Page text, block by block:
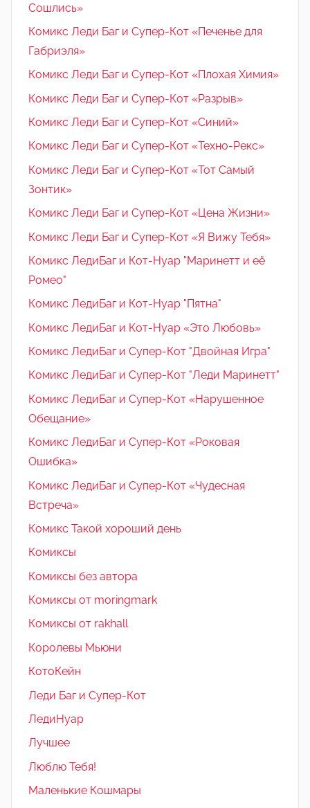
Сошлись»
Комикс Леди Баг и Супер-Кот «Печенье для
Габриэля»
Комикс Леди Баг и Супер-Кот «Плохая Химия»
Комикс Леди Баг и Супер-Кот «Разрыв»
Комикс Леди Баг и Супер-Кот «Синий»
Комикс Леди Баг и Супер-Кот «Техно-Рекс»
Комикс Леди Баг и Супер-Кот «Тот Самый
Зонтик»
Комикс Леди Баг и Супер-Кот «Цена Жизни»
Комикс Леди Баг и Супер-Кот «Я Вижу Тебя»
Комикс ЛедиБаг и Кот-Нуар "Маринетт и её
Ромео"
Комикс ЛедиБаг и Кот-Нуар "Пятна"
Комикс ЛедиБаг и Кот-Нуар «Это Любовь»
Комикс ЛедиБаг и Супер-Кот "Двойная Игра"
Комикс ЛедиБаг и Супер-Кот "Леди Маринетт"
Комикс ЛедиБаг и Супер-Кот «Нарушенное
Обещание»
Комикс ЛедиБаг и Супер-Кот «Роковая
Ошибка»
Комикс ЛедиБаг и Супер-Кот «Чудесная
Встреча»
Комикс Такой хороший день
Комиксы
Комиксы без автора
Комиксы от moringmark
Комиксы от rakhall
Королевы Мьюни
КотоКейн
Леди Баг и Супер-Кот
ЛедиНуар
Лучшее
Люблю Тебя!
Маленькие Кошмары